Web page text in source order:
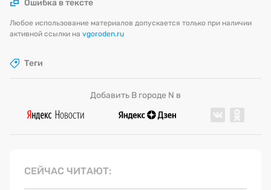
Ошибка в тексте
Любое использование материалов допускается только при наличии
активной ссылки на vgoroden.ru
Теги
Добавить В городе N в
СЕЙЧАС ЧИТАЮТ